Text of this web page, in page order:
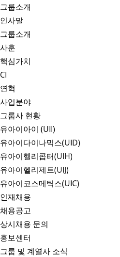
그룹소개
인사말
그룹소개
사훈
핵심가치
CI
연혁
사업분야
그룹사 현황
유아이아이 (UII)
유아이다이나믹스(UID)
유아이헬리콥터(UIH)
유아이헬리제트(UIJ)
유아이코스메틱스(UIC)
인재채용
채용공고
상시채용 문의
홍보센터
그룹 및 계열사 소식